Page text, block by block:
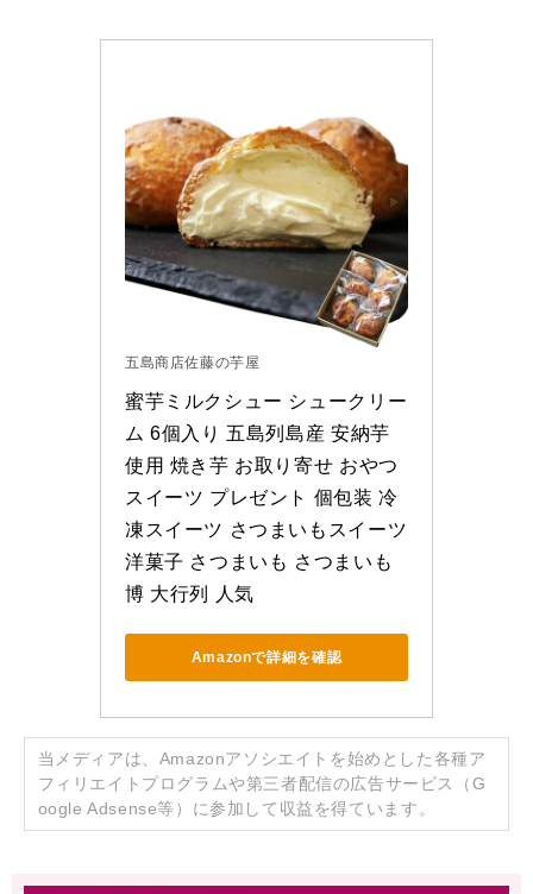
五島商店佐藤の芋屋
蜜芋ミルクシュー シュークリー
ム 6個入り 五島列島産 安納芋
使用 焼き芋 お取り寄せ おやつ
スイーツ プレゼント 個包装 冷
凍スイーツ さつまいもスイーツ
洋菓子 さつまいも さつまいも
博 大行列 人気
Amazonで詳細を確認
当メディアは、Amazonアソシエイトを始めとした各種ア
フィリエイトプログラムや第三者配信の広告サービス（G
oogle Adsense等）に参加して収益を得ています。